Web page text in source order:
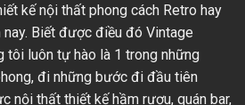
kế nội thất phong cách Retro hay
nay. Biết được điều đó Vintage
tôi luôn tự hào là 1 trong những
đi những bước đi đầu tiên
nội thất thiết kế hầm rượu, quán bar,